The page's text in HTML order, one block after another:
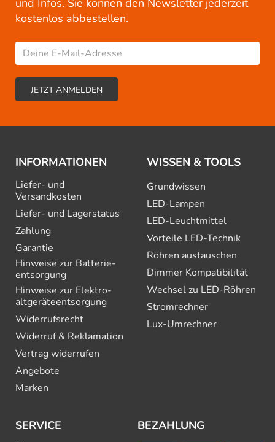
und Infos. Sie können den Newsletter jederzeit
kostenlos abbestellen.
INFORMATIONEN
Liefer- und
Versandkosten
Liefer- und Lagerstatus
Zahlung
Garantie
Hinweise zur Batterie­
entsorgung
Hinweise zur Elektro­
altgeräte­entsorgung
Widerrufsrecht
Widerruf & Reklamation
Vertrag widerrufen
Angebote
Marken
WISSEN & TOOLS
Grundwissen
LED-Lampen
LED-Leuchtmittel
Vorteile LED-Technik
Röhren austauschen
Dimmer Kompatibilität
Wechsel zu LED-Röhren
Stromrechner
Lux-Umrechner
SERVICE BEZAHLUNG